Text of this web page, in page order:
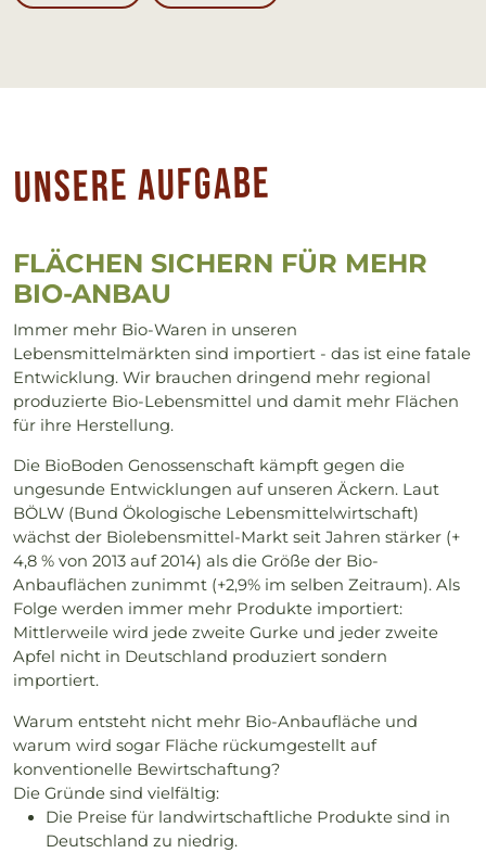
Un­se­re Auf­ga­be
FLÄCHEN SI­CHERN FÜR MEHR
BIO-AN­BAU
Immer mehr Bio-Waren in unseren
Lebensmittelmärkten sind importiert - das ist eine fatale
Entwicklung. Wir brauchen dringend mehr regional
produzierte Bio-Lebensmittel und damit mehr Flächen
für ihre Herstellung.
Die BioBoden Genossenschaft kämpft gegen die
ungesunde Entwicklungen auf unseren Äckern. Laut
BÖLW (Bund Ökologische Lebensmittelwirtschaft)
wächst der Biolebensmittel-Markt seit Jahren stärker (+
4,8 % von 2013 auf 2014) als die Größe der Bio-
Anbauflächen zunimmt (+2,9% im selben Zeitraum). Als
Folge werden immer mehr Produkte importiert:
Mittlerweile wird jede zweite Gurke und jeder zweite
Apfel nicht in Deutschland produziert sondern
importiert.
Warum entsteht nicht mehr Bio-Anbaufläche und
warum wird sogar Fläche rückumgestellt auf
konventionelle Bewirtschaftung?
Die Gründe sind vielfältig:
Die Preise für landwirtschaftliche Produkte sind in
Deutschland zu niedrig.